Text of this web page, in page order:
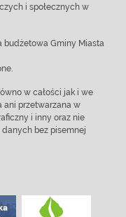
i społecznych w
budżetowa Gminy Miasta
w całości jak i we
ani przetwarzana w
i inny oraz nie
bez pisemnej